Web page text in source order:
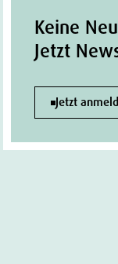
Keine
Jetzt
Jetzt